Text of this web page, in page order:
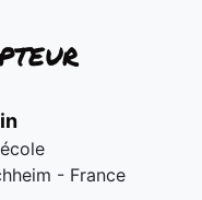
- France